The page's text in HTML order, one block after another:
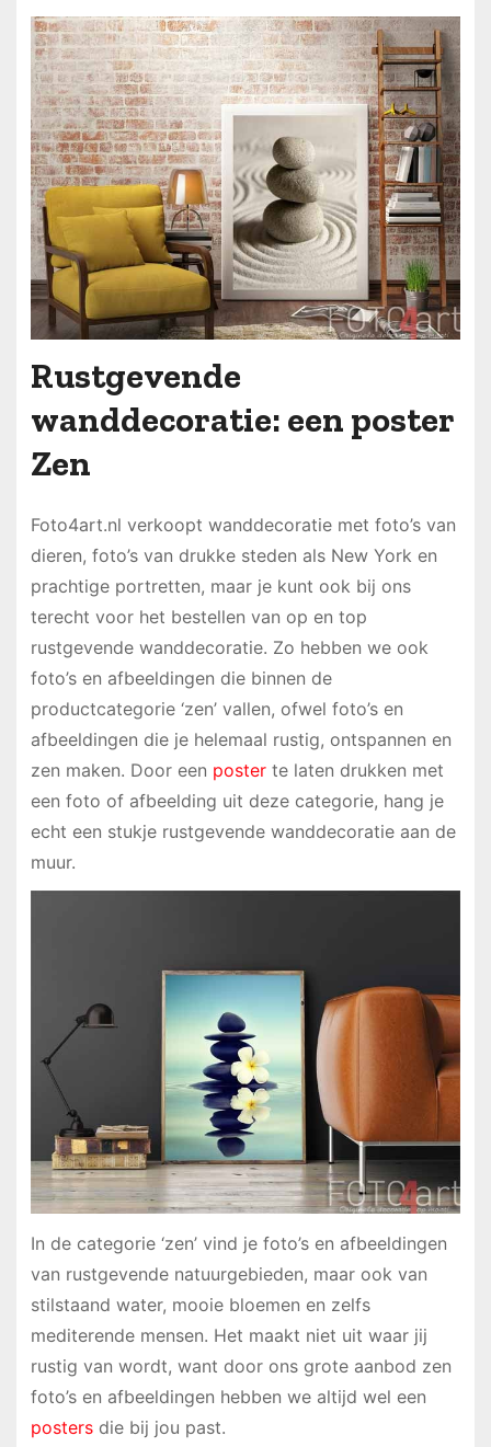
Rustgevende
wanddecoratie: een poster
Zen
Foto4art.nl verkoopt wanddecoratie met foto’s van
dieren, foto’s van drukke steden als New York en
prachtige portretten, maar je kunt ook bij ons
terecht voor het bestellen van op en top
rustgevende wanddecoratie. Zo hebben we ook
foto’s en afbeeldingen die binnen de
productcategorie ‘zen’ vallen, ofwel foto’s en
afbeeldingen die je helemaal rustig, ontspannen en
zen maken. Door een posterte laten drukken met
een foto of afbeelding uit deze categorie, hang je
echt een stukje rustgevende wanddecoratie aan de
muur.
In de categorie ‘zen’ vind je foto’s en afbeeldingen
van rustgevende natuurgebieden, maar ook van
stilstaand water, mooie bloemen en zelfs
mediterende mensen. Het maakt niet uit waar jij
rustig van wordt, want door ons grote aanbod zen
foto’s en afbeeldingen hebben we altijd wel een
postersdie bij jou past.